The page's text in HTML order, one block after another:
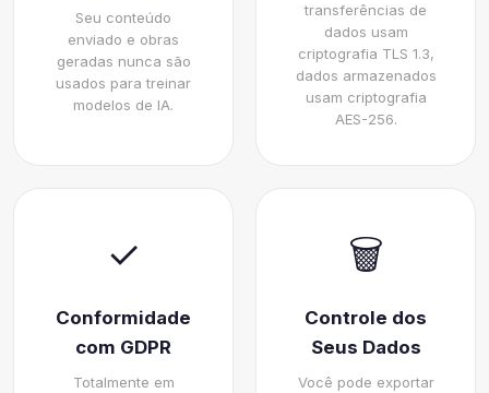
Seu conteúdo
enviado e obras
geradas nunca são
usados para treinar
modelos de IA.
transferências de
dados usam
criptografia TLS 1.3,
dados armazenados
usam criptografia
AES-256.
✓
Conformidade
com GDPR
Totalmente em
🗑️
Controle dos
Seus Dados
Você pode exportar